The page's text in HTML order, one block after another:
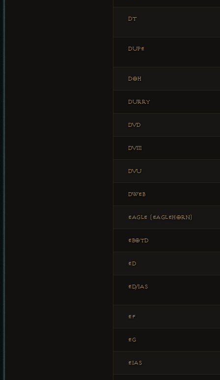
DT
DUPE
DOH
DURRY
DVD
DVM
DVU
DWEB
EAGLE (EAGLEHORN)
EBOTD
ED
ED/IAS
EF
EG
EIAS